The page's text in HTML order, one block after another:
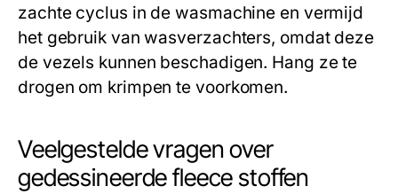
zachte cyclus in de wasmachine en vermijd
het gebruik van wasverzachters, omdat deze
de vezels kunnen beschadigen. Hang ze te
drogen om krimpen te voorkomen.
Veelgestelde vragen over
gedessineerde fleece stoffen